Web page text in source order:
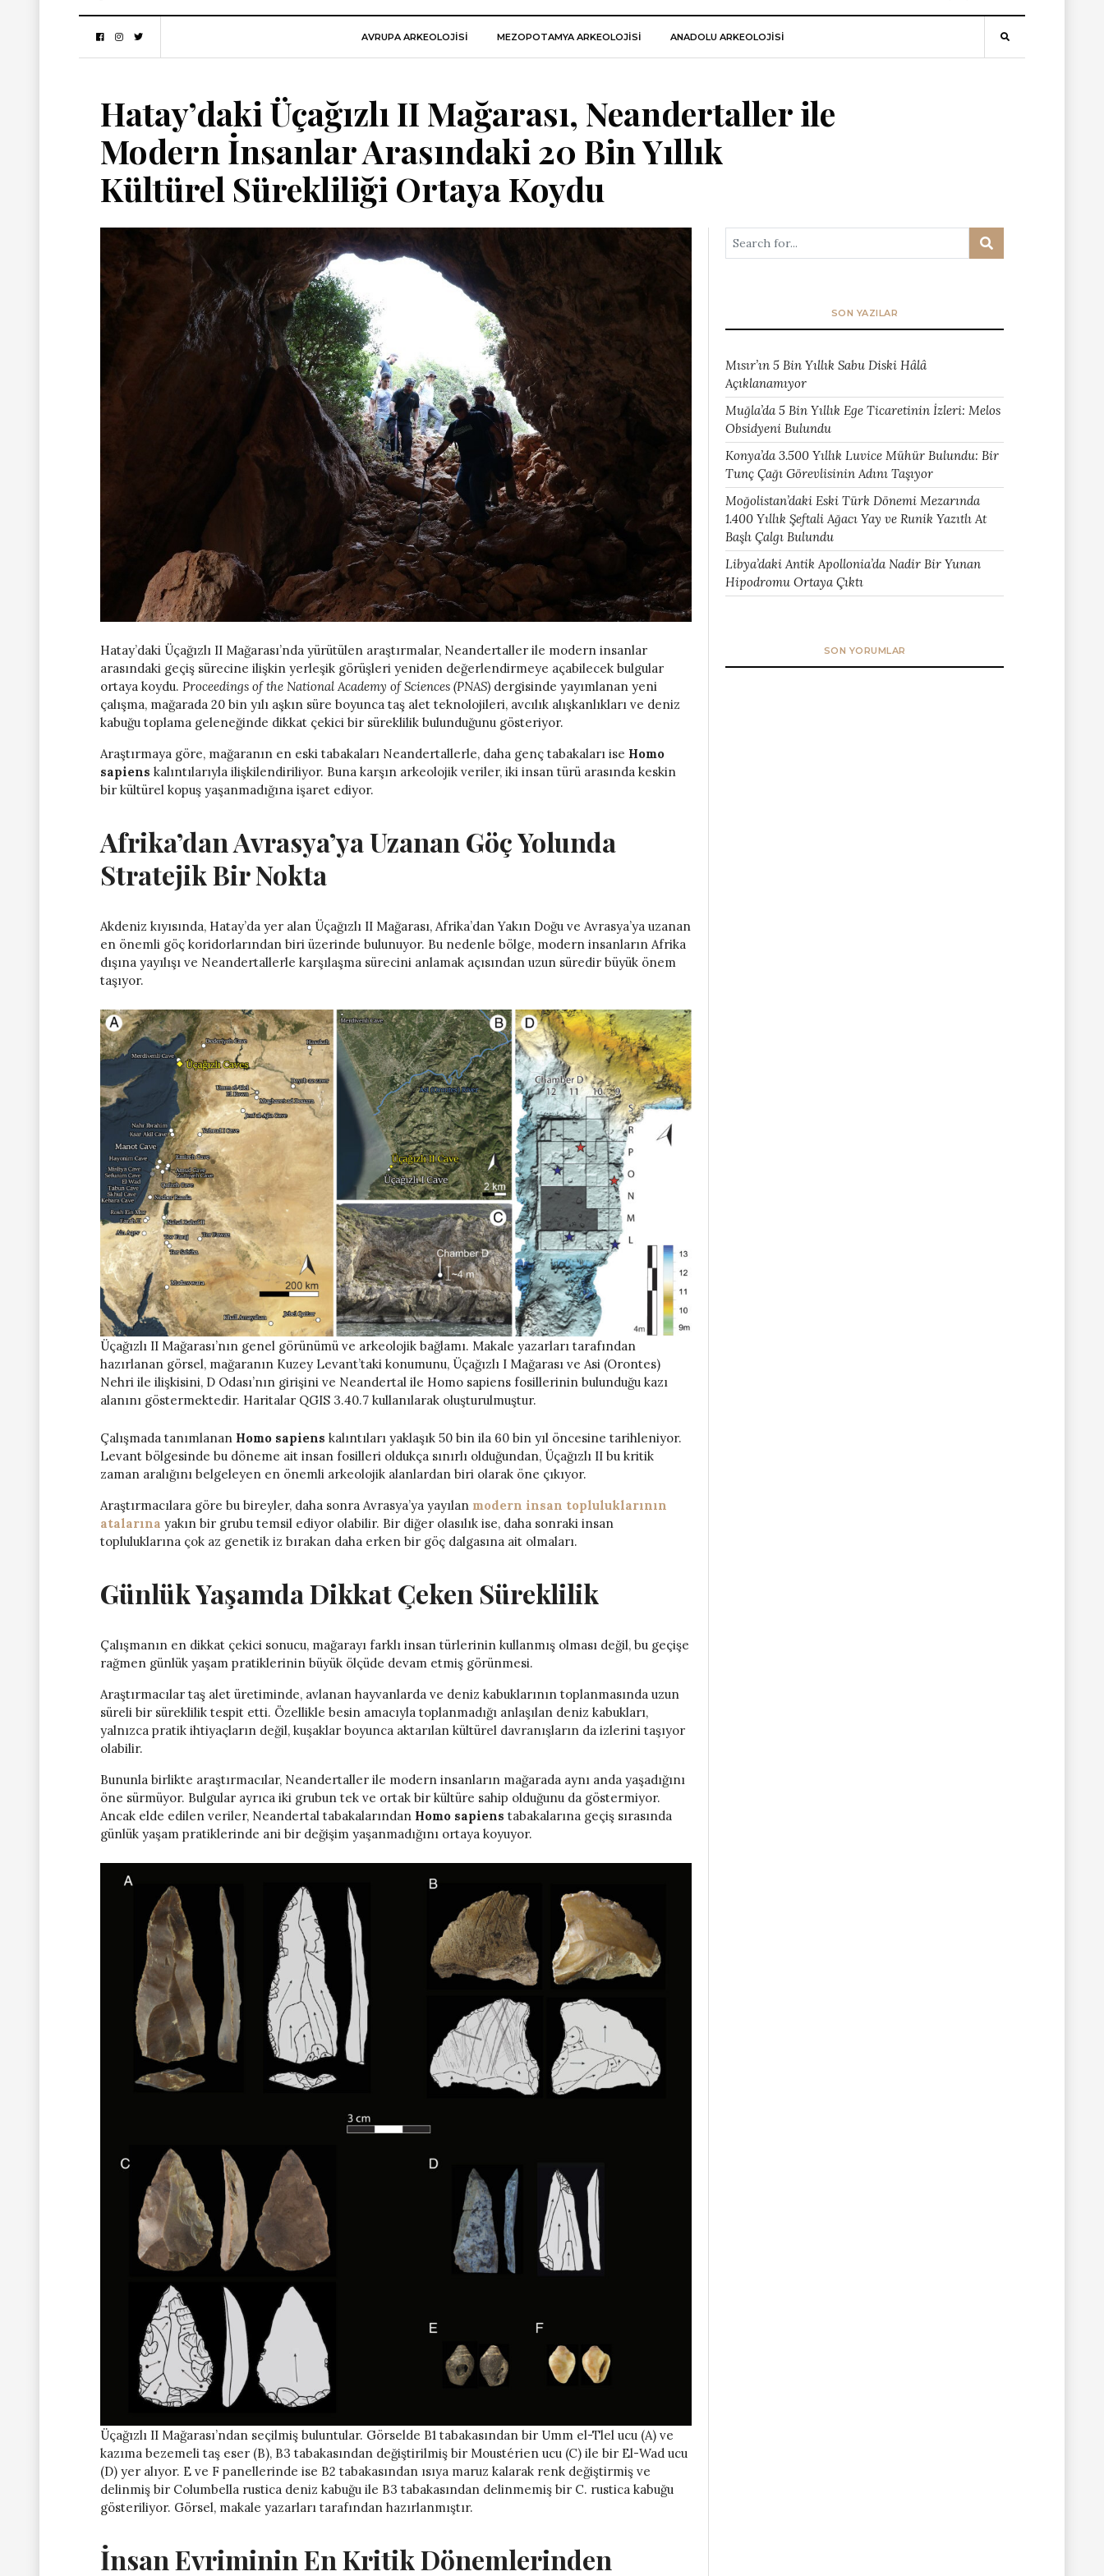
AVRUPA ARKEOLOJISI MEZOPOTAMYA ARKEOLOJISI ANADOLU ARKEOLOJİSİ
Hatay’daki Üçağızlı II Mağarası, Neandertaller ile
Modern İnsanlar Arasındaki 20 Bin Yıllık
Kültürel Sürekliliği Ortaya Koydu
Hatay’daki Üçağızlı II Mağarası’nda yürütülen araştırmalar, Neandertaller ile modern insanlar
arasındaki geçiş sürecine ilişkin yerleşik görüşleri yeniden değerlendirmeye açabilecek bulgular
ortaya koydu. Proceedings of the National Academy of Sciences (PNAS) dergisinde yayımlanan yeni
çalışma, mağarada 20 bin yılı aşkın süre boyunca taş alet teknolojileri, avcılık alışkanlıkları ve deniz
kabuğu toplama geleneğinde dikkat çekici bir süreklilik bulunduğunu gösteriyor.
Araştırmaya göre, mağaranın en eski tabakaları Neandertallerle, daha genç tabakaları ise Homo
sapiens kalıntılarıyla ilişkilendiriliyor. Buna karşın arkeolojik veriler, iki insan türü arasında keskin
bir kültürel kopuş yaşanmadığına işaret ediyor.
Afrika’dan Avrasya’ya Uzanan Göç Yolunda
Stratejik Bir Nokta
Akdeniz kıyısında, Hatay’da yer alan Üçağızlı II Mağarası, Afrika’dan Yakın Doğu ve Avrasya’ya uzanan
en önemli göç koridorlarından biri üzerinde bulunuyor. Bu nedenle bölge, modern insanların Afrika
dışına yayılışı ve Neandertallerle karşılaşma sürecini anlamak açısından uzun süredir büyük önem
taşıyor.
Üçağızlı II Mağarası’nın genel görünümü ve arkeolojik bağlamı. Makale yazarları tarafından
hazırlanan görsel, mağaranın Kuzey Levant’taki konumunu, Üçağızlı I Mağarası ve Asi (Orontes)
Nehri ile ilişkisini, D Odası’nın girişini ve Neandertal ile Homo sapiens fosillerinin bulunduğu kazı
alanını göstermektedir. Haritalar QGIS 3.40.7 kullanılarak oluşturulmuştur.
Çalışmada tanımlanan Homo sapiens kalıntıları yaklaşık 50 bin ila 60 bin yıl öncesine tarihleniyor.
Levant bölgesinde bu döneme ait insan fosilleri oldukça sınırlı olduğundan, Üçağızlı II bu kritik
zaman aralığını belgeleyen en önemli arkeolojik alanlardan biri olarak öne çıkıyor.
Araştırmacılara göre bu bireyler, daha sonra Avrasya’ya yayılan modern insan topluluklarının
atalarına yakın bir grubu temsil ediyor olabilir. Bir diğer olasılık ise, daha sonraki insan
topluluklarına çok az genetik iz bırakan daha erken bir göç dalgasına ait olmaları.
Günlük Yaşamda Dikkat Çeken Süreklilik
Çalışmanın en dikkat çekici sonucu, mağarayı farklı insan türlerinin kullanmış olması değil, bu geçişe
rağmen günlük yaşam pratiklerinin büyük ölçüde devam etmiş görünmesi.
Araştırmacılar taş alet üretiminde, avlanan hayvanlarda ve deniz kabuklarının toplanmasında uzun
süreli bir süreklilik tespit etti. Özellikle besin amacıyla toplanmadığı anlaşılan deniz kabukları,
yalnızca pratik ihtiyaçların değil, kuşaklar boyunca aktarılan kültürel davranışların da izlerini taşıyor
olabilir.
Bununla birlikte araştırmacılar, Neandertaller ile modern insanların mağarada aynı anda yaşadığını
öne sürmüyor. Bulgular ayrıca iki grubun tek ve ortak bir kültüre sahip olduğunu da göstermiyor.
Ancak elde edilen veriler, Neandertal tabakalarından Homo sapiens tabakalarına geçiş sırasında
günlük yaşam pratiklerinde ani bir değişim yaşanmadığını ortaya koyuyor.
Üçağızlı II Mağarası’ndan seçilmiş buluntular. Görselde B1 tabakasından bir Umm el-Tlel ucu (A) ve
kazıma bezemeli taş eser (B), B3 tabakasından değiştirilmiş bir Moustérien ucu (C) ile bir El-Wad ucu
(D) yer alıyor. E ve F panellerinde ise B2 tabakasından ısıya maruz kalarak renk değiştirmiş ve
delinmiş bir Columbella rustica deniz kabuğu ile B3 tabakasından delinmemiş bir C. rustica kabuğu
gösteriliyor. Görsel, makale yazarları tarafından hazırlanmıştır.
İnsan Evriminin En Kritik Dönemlerinden
SON YAZILAR
Mısır’ın 5 Bin Yıllık Sabu Diski Hâlâ
Açıklanamıyor
Muğla’da 5 Bin Yıllık Ege Ticaretinin İzleri: Melos
Obsidyeni Bulundu
Konya’da 3.500 Yıllık Luvice Mühür Bulundu: Bir
Tunç Çağı Görevlisinin Adını Taşıyor
Moğolistan’daki Eski Türk Dönemi Mezarında
1.400 Yıllık Şeftali Ağacı Yay ve Runik Yazıtlı At
Başlı Çalgı Bulundu
Libya’daki Antik Apollonia’da Nadir Bir Yunan
Hipodromu Ortaya Çıktı
SON YORUMLAR